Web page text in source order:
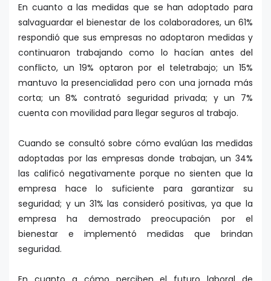
En cuanto a las medidas que se han adoptado para
salvaguardar el bienestar de los colaboradores, un 61%
respondió que sus empresas no adoptaron medidas y
continuaron trabajando como lo hacían antes del
conflicto, un 19% optaron por el teletrabajo; un 15%
mantuvo la presencialidad pero con una jornada más
corta; un 8% contrató seguridad privada; y un 7%
cuenta con movilidad para llegar seguros al trabajo.
Cuando se consultó sobre cómo evalúan las medidas
adoptadas por las empresas donde trabajan, un 34%
las calificó negativamente porque no sienten que la
empresa hace lo suficiente para garantizar su
seguridad; y un 31% las consideró positivas, ya que la
empresa ha demostrado preocupación por el
bienestar e implementó medidas que brindan
seguridad.